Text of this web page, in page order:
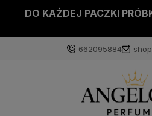
DO KAŻDEJ PACZKI
662095884